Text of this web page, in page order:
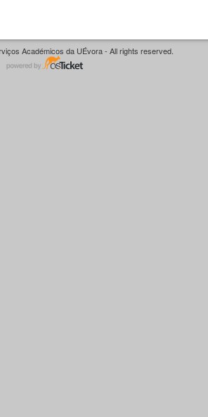
Académicos da UÉvora - All rights reserved.